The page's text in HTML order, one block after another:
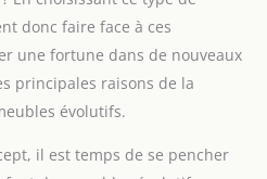
donc faire face à ces
une fortune dans de nouveaux
principales raisons de la
évolutifs.
il est temps de se pencher